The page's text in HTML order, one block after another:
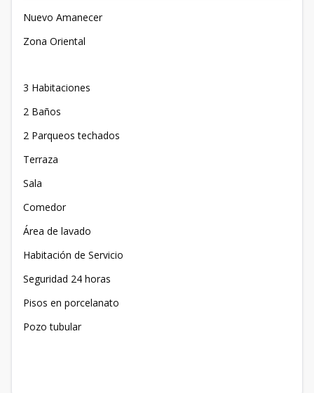
Nuevo Amanecer
Zona Oriental
3 Habitaciones
2 Baños
2 Parqueos techados
Terraza
Sala
Comedor
Área de lavado
Habitación de Servicio
Seguridad 24 horas
Pisos en porcelanato
Pozo tubular